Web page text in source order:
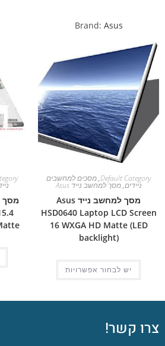
Brand: Asus
Default Category
,מסכים למחשבים
ניידים,מסך למחשב נייד Asus
מסך למחשב נייד Asus
HSD0640 Laptop LCD Screen
16 WXGA HD Matte (LED
backlight)
יש לבחור אפשרויות
צרו קשר!